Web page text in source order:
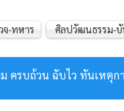
ม ครบถ้วน ฉับไว ทันเหตุก
จ-ทหาร ศิลปวัฒนธรรม-บั